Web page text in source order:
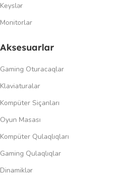
Keyslər
Monitorlar
Aksesuarlar
Gaming Oturacaqlar
Klaviaturalar
Kompüter Siçanları
Oyun Masası
Kompüter Qulaqlıqları
Gaming Qulaqlıqlar
Dinamiklər